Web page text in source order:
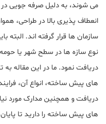
می‌ شوند، به‌ دلیل صرفه جویی
انعطاف‌ پذیری بالا در طراحی،
سازمان‌ ها قرار گرفته‌ اند. البته
نوع سازه‌ ها در سطح شهر یا
دریافت نمود. ما در این مقاله
های پیش‌ ساخته، انواع آن،
دریافت و همچنین مدارک مورد
های پیش ساخته را دارید تا